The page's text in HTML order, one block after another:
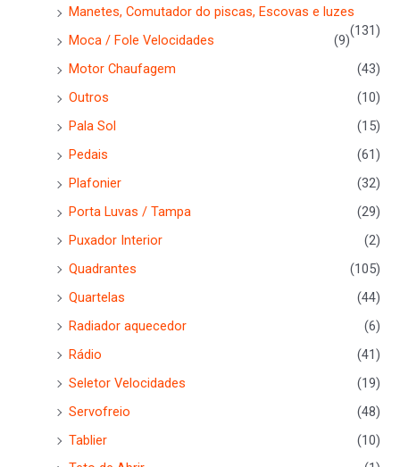
Manetes, Comutador do piscas, Escovas e luzes
(131)
Moca / Fole Velocidades
(9)
Motor Chaufagem
(43)
Outros
(10)
Pala Sol
(15)
Pedais
(61)
Plafonier
(32)
Porta Luvas / Tampa
(29)
Puxador Interior
(2)
Quadrantes
(105)
Quartelas
(44)
Radiador aquecedor
(6)
Rádio
(41)
Seletor Velocidades
(19)
Servofreio
(48)
Tablier
(10)